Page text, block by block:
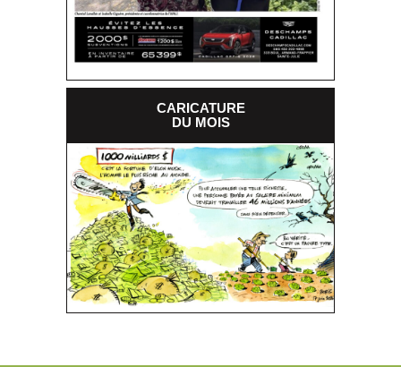
CARICATURE
DU MOIS